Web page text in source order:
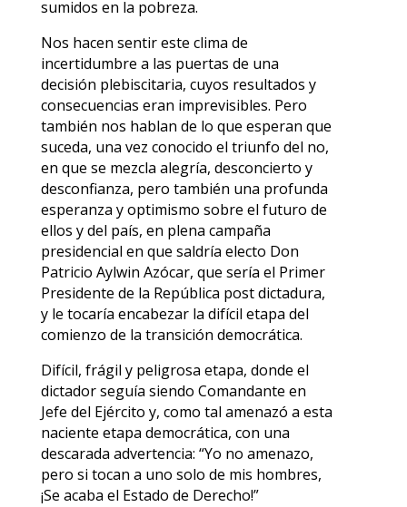
sumidos en la pobreza.
Nos hacen sentir este clima de
incertidumbre a las puertas de una
decisión plebiscitaria, cuyos resultados y
consecuencias eran imprevisibles. Pero
también nos hablan de lo que esperan que
suceda, una vez conocido el triunfo del no,
en que se mezcla alegría, desconcierto y
desconfianza, pero también una profunda
esperanza y optimismo sobre el futuro de
ellos y del país, en plena campaña
presidencial en que saldría electo Don
Patricio Aylwin Azócar, que sería el Primer
Presidente de la República post dictadura,
y le tocaría encabezar la difícil etapa del
comienzo de la transición democrática.
Difícil, frágil y peligrosa etapa, donde el
dictador seguía siendo Comandante en
Jefe del Ejército y, como tal amenazó a esta
naciente etapa democrática, con una
descarada advertencia: “Yo no amenazo,
pero si tocan a uno solo de mis hombres,
¡Se acaba el Estado de Derecho!”